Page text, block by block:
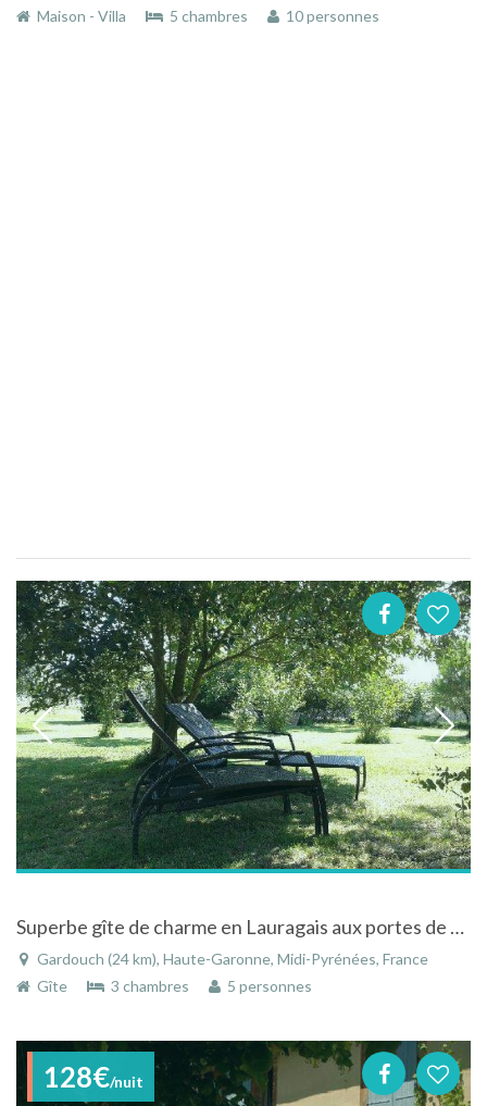
Maison - Villa
5 chambres 10 personnes
Superbe gîte de charme en Lauragais aux portes de Toulouse
Gardouch (24 km), Haute-Garonne, Midi-Pyrénées, France
Gîte
3 chambres 5 personnes
128€/nuit